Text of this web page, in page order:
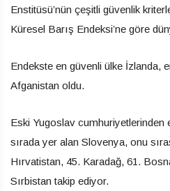
Enstitüsü’nün çeşitli güvenlik
Küresel Barış Endeksi’ne göre
Endekste en güvenli ülke İzlanda,
Afganistan oldu.
Eski Yugoslav cumhuriyetlerinden
sırada yer alan Slovenya, onu
Hırvatistan, 45. Karadağ, 61.
Sırbistan takip ediyor.